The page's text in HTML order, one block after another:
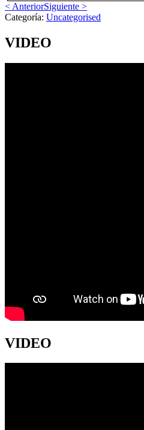
< AnteriorSiguiente >
Categoría: Uncategorised
VIDEO
VIDEO